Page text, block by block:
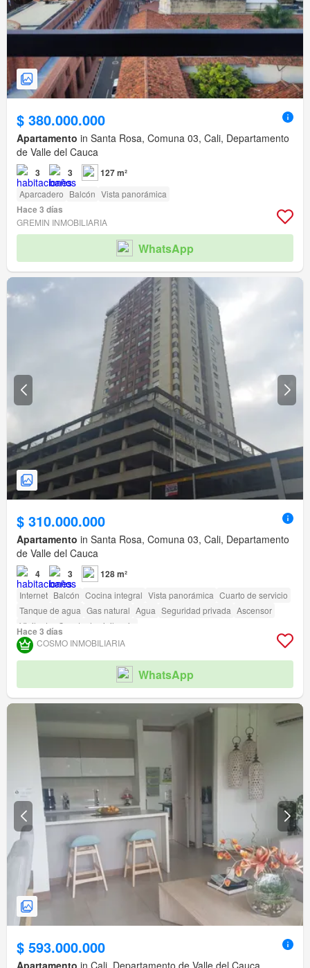
$ 380.000.000
Apartamento in Santa Rosa, Comuna 03, Cali, Departamento
de Valle del Cauca
3 3 127 m²
Aparcadero Balcón Vista panorámica
Hace 3 días
GREMIN INMOBILIARIA
WhatsApp
$ 310.000.000
Apartamento in Santa Rosa, Comuna 03, Cali, Departamento
de Valle del Cauca
4 3 128 m²
Internet Balcón Cocina integral Vista panorámica Cuarto de servicio
Tanque de agua Gas natural Agua Seguridad privada Ascensor
Vigilante Caseta de vigilancia
Acceso para personas con discapacidad
Hace 3 días
COSMO INMOBILIARIA
WhatsApp
$ 593.000.000